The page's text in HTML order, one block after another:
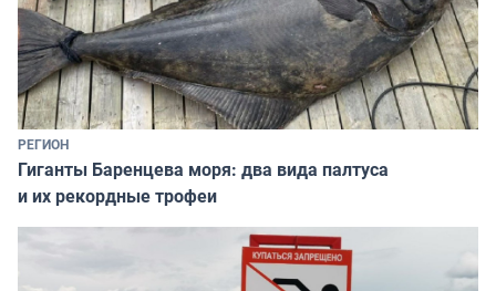
РЕГИОН
Гиганты Баренцева моря: два вида палтуса
и их рекордные трофеи